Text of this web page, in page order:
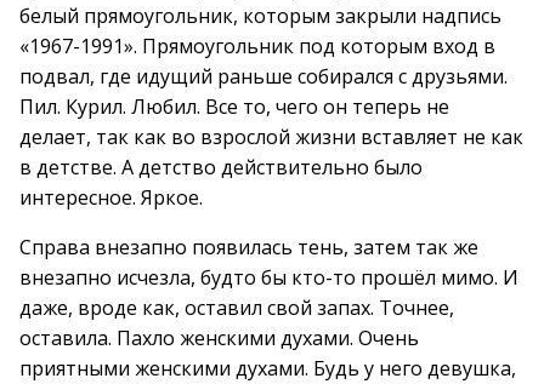
белый прямоугольник, которым закрыли надпись
«1967-1991». Прямоугольник под которым вход в
подвал, где идущий раньше собирался с друзьями.
Пил. Курил. Любил. Все то, чего он теперь не
делает, так как во взрослой жизни вставляет не как
в детстве. А детство действительно было
интересное. Яркое.
Справа внезапно появилась тень, затем так же
внезапно исчезла, будто бы кто-то прошёл мимо. И
даже, вроде как, оставил свой запах. Точнее,
оставила. Пахло женскими духами. Очень
приятными женскими духами. Будь у него девушка,